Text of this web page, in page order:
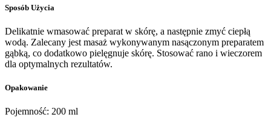
Sposób Użycia
Delikatnie wmasować preparat w skórę, a następnie zmyć ciepłą
wodą. Zalecany jest masaż wykonywanym nasączonym preparatem
gąbką, co dodatkowo pielęgnuje skórę. Stosować rano i wieczorem
dla optymalnych rezultatów.
Opakowanie
Pojemność: 200 ml